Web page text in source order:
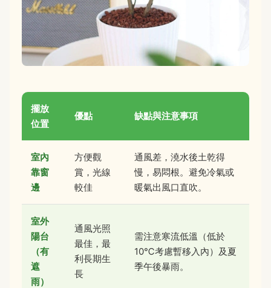
擺放
位置
優點 缺點與注意事項
室內
靠窗
邊
方便觀
賞，光線
較佳
通風差，澆水後土乾得
慢，易悶根。避免冷氣或
暖氣出風口直吹。
室外
陽台
（有
遮
雨）
通風光照
最佳，最
利長期生
長
需注意寒流低溫（低於
10℃考慮暫移入內）及夏
季午後暴雨。